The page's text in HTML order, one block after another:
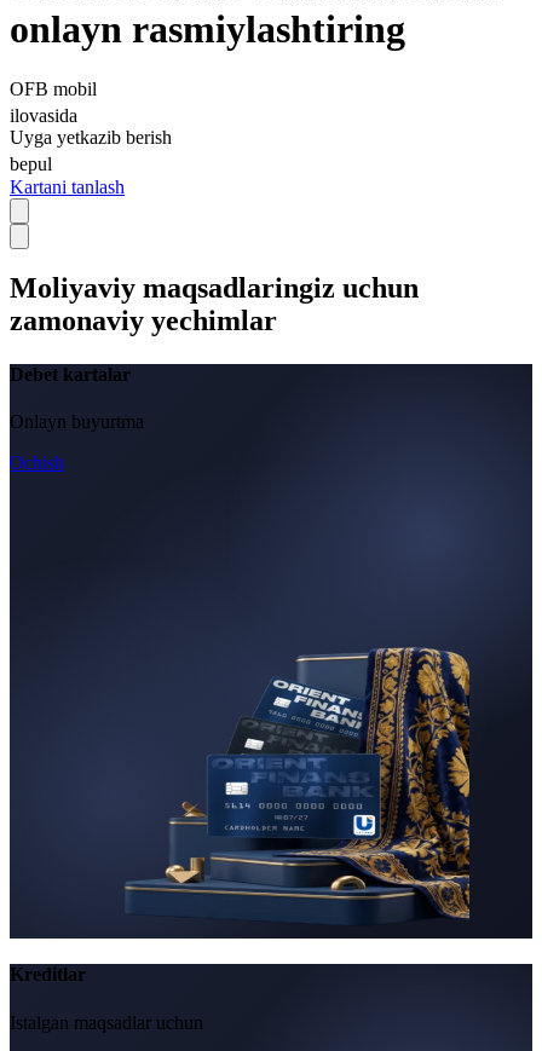
onlayn rasmiylashtiring
OFB mobil
ilovasida
Uyga yetkazib berish
bepul
Kartani tanlash
Moliyaviy maqsadlaringiz uchun
zamonaviy yechimlar
Debet kartalar
Onlayn buyurtma
Ochish
Kreditlar
Istalgan maqsadlar uchun